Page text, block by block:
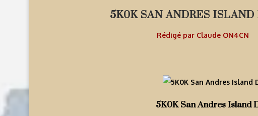
5K0K SAN ANDRES
Rédigé par Claude ON4CN
5K0K San Andres